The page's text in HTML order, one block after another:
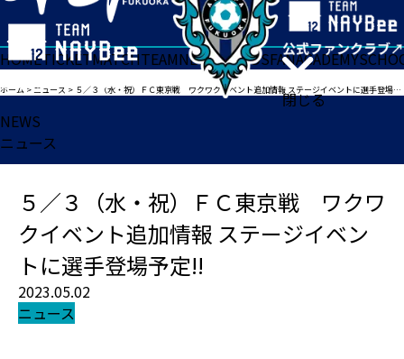
閉じる
HOMETICKETMATCHTEAMNEWSGOODSFANACADEMY
ホーム >ニュース > ５／３（水・祝）ＦＣ東京戦 ワクワクイベント追加情報 ステージイベントに選手登場予定!!
NEWS
ニュース
５／３（水・祝）ＦＣ東京戦 ワクワ
クイベント追加情報 ステージイベン
トに選手登場予定!!
2023.05.02
ニュース